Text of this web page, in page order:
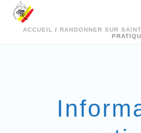
ACCUEIL / RANDONNER SUR